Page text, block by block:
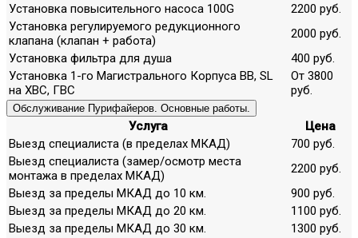
Установка повысительного насоса 100G
2200 руб.
Установка регулируемого редукционного
клапана (клапан + работа)
2000 руб.
Установка фильтра для душа
400 руб.
Установка 1-го Магистрального Корпуса ВВ, SL
на ХВС, ГВС
От 3800
руб.
Обслуживание Пурифайеров. Основные работы.
Услуга
Цена
Выезд специалиста (в пределах МКАД)
700 руб.
Выезд специалиста (замер/осмотр места
монтажа в пределах МКАД)
2200 руб.
Выезд за пределы МКАД до 10 км.
900 руб.
Выезд за пределы МКАД до 20 км.
1100 руб.
Выезд за пределы МКАД до 30 км.
1300 руб.